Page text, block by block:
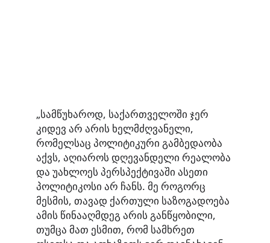
„სამწუხაროდ, საქართველოში ჯერ
კიდევ არ არის ხელმძღვანელი,
რომელსაც პოლიტიკური გამბედაობა
აქვს, აღიაროს დღევანდელი რეალობა
და უახლოეს პერსპექტივაში ასეთი
პოლიტიკოსი არ ჩანს. მე როგორც
მესმის, თავად ქართული საზოგადოება
ამის წინააღმდეგ არის განწყობილი,
თუმცა მათ ესმით, რომ სამხრეთ